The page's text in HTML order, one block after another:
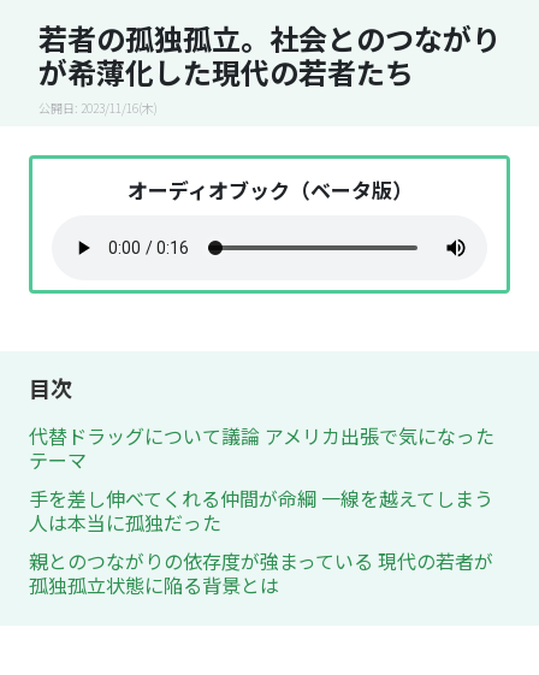
若者の孤独孤立。社会とのつながり
が希薄化した現代の若者たち
公開日: 2023/11/16(木)
オーディオブック（ベータ版）
目次
代替ドラッグについて議論 アメリカ出張で気になった
テーマ
手を差し伸べてくれる仲間が命綱 一線を越えてしまう
人は本当に孤独だった
親とのつながりの依存度が強まっている 現代の若者が
孤独孤立状態に陥る背景とは